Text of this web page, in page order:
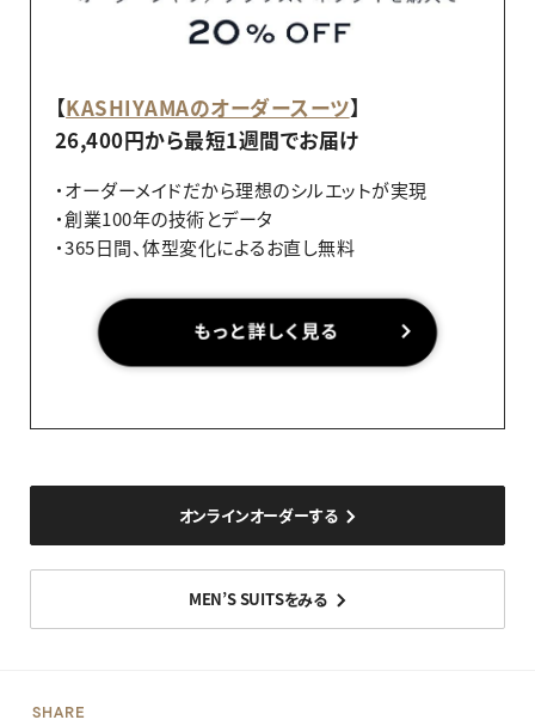
【KASHIYAMAのオーダースーツ】
26,400円から最短1週間でお届け
・オーダーメイドだから理想のシルエットが実現
・創業100年の技術とデータ
・365日間、体型変化によるお直し無料
オンラインオーダーする
MEN’S SUITSをみる
SHARE